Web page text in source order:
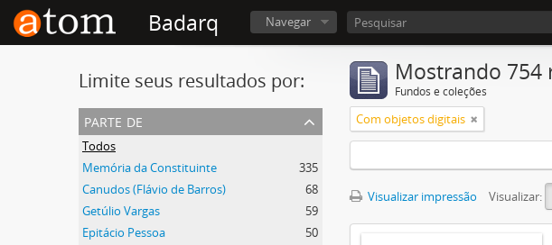
Badarq Navegar
Limite seus resultados por:
parte de
Todos
Memória da Constituinte
335
Canudos (Flávio de Barros)
68
Getúlio Vargas
59
Epitácio Pessoa
50
Mostrando 754
Fundos e coleções
Com objetos digitais
Visualizar impressão Visualizar: